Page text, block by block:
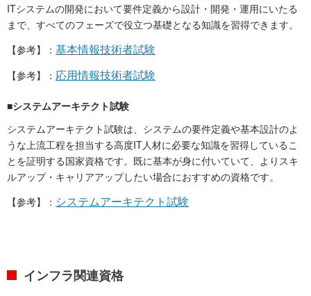
ITシステムの開発において要件定義から設計・開発・運用にいたる
まで、すべてのフェーズで役立つ基礎となる知識を習得できます。
【参考】： 基本情報技術者試験
【参考】： 応用情報技術者試験
■システムアーキテクト試験
システムアーキテクト試験は、システムの要件定義や基本設計のよ
うな上流工程を担当する高度IT人材に必要な知識を習得しているこ
とを証明する国家資格です。既に基本が身に付いていて、よりスキ
ルアップ・キャリアアップしたい場合におすすめの資格です。
【参考】： システムアーキテクト試験
インフラ関連資格